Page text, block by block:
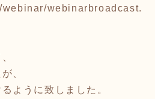
webinarbroadcast.
、
ように致しました。